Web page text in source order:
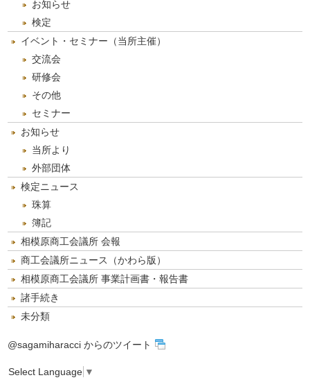
お知らせ
検定
イベント・セミナー（当所主催）
交流会
研修会
その他
セミナー
お知らせ
当所より
外部団体
検定ニュース
珠算
簿記
相模原商工会議所 会報
商工会議所ニュース（かわら版）
相模原商工会議所 事業計画書・報告書
諸手続き
未分類
@sagamiharacci からのツイート
Select Language ▼